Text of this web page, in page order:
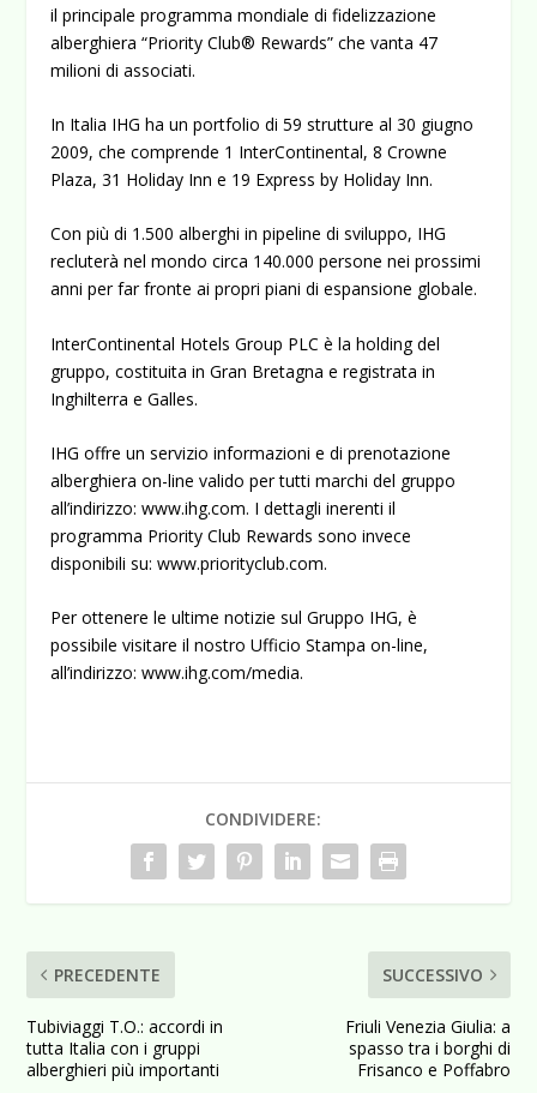
il principale programma mondiale di fidelizzazione
alberghiera “Priority Club® Rewards” che vanta 47
milioni di associati.
In Italia IHG ha un portfolio di 59 strutture al 30 giugno
2009, che comprende 1 InterContinental, 8 Crowne
Plaza, 31 Holiday Inn e 19 Express by Holiday Inn.
Con più di 1.500 alberghi in pipeline di sviluppo, IHG
recluterà nel mondo circa 140.000 persone nei prossimi
anni per far fronte ai propri piani di espansione globale.
InterContinental Hotels Group PLC è la holding del
gruppo, costituita in Gran Bretagna e registrata in
Inghilterra e Galles.
IHG offre un servizio informazioni e di prenotazione
alberghiera on-line valido per tutti marchi del gruppo
all’indirizzo:www.ihg.com. I dettagli inerenti il
programma Priority Club Rewards sono invece
disponibili su:www.priorityclub.com.
Per ottenere le ultime notizie sul Gruppo IHG, è
possibile visitare il nostro Ufficio Stampa on-line,
all’indirizzo:www.ihg.com/media.
CONDIVIDERE:
PRECEDENTE
Tubiviaggi T.O.: accordi in
tutta Italia con i gruppi
alberghieri più importanti
SUCCESSIVO
Friuli Venezia Giulia: a
spasso tra i borghi di
Frisanco e Poffabro